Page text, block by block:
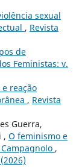
sexual
, Revista
de
Feministas: v.
e reação
, Revista
Guerra,
, O feminismo e
,